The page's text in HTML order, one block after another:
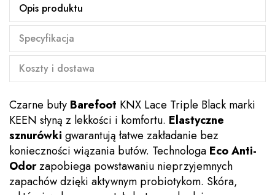
Opis produktu
Specyfikacja
Koszty i dostawa
Czarne buty Barefoot KNX Lace Triple Black marki
KEEN słyną z lekkości i komfortu. Elastyczne
sznurówki gwarantują łatwe zakładanie bez
konieczności wiązania butów. Technologa Eco Anti-
Odorzapobiega powstawaniu nieprzyjemnych
zapachów dzięki aktywnym probiotykom. Skóra,